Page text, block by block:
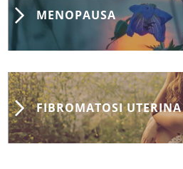
MENOPAUSA
FIBROMATOSI UTERINA